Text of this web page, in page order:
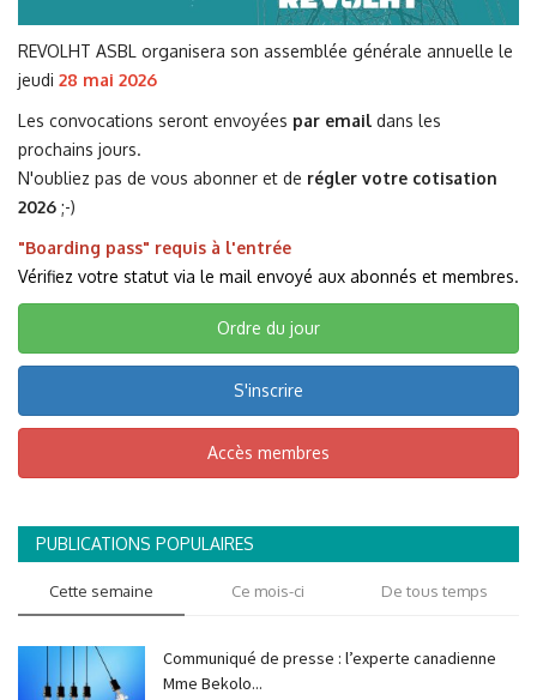
REVOLHT ASBL organisera son assemblée générale annuelle le
jeudi 28 mai 2026
Les convocations seront envoyées par email dans les
prochains jours.
N'oubliez pas de vous abonner et de régler votre cotisation
2026 ;-)
"Boarding pass" requis à l'entrée
Vérifiez votre statut via le mail envoyé aux abonnés et membres.
Ordre du jour
S'inscrire
Accès membres
PUBLICATIONS POPULAIRES
Cette semaine Ce mois-ci De tous temps
Communiqué de presse : l’experte canadienne
Mme Bekolo...